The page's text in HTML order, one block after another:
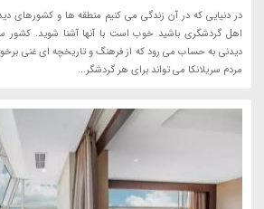
در دنیایی که در آن زندگی می کنیم منطقه ها و کشورهای
اهل گردشگری باشید خوب است با آنها آشنا شوید. کشور
دیدنی به حساب می رود که از فرهنگ و تاریخچه ای غنی
مردم سریلانکا می تواند برای هر گردشگر...